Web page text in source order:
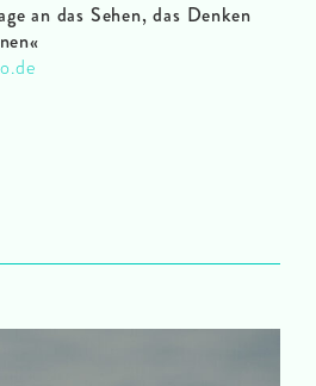
an das Sehen, das Denken
«